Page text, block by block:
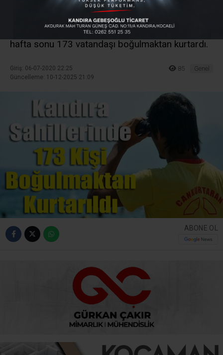
KOSKEM liderliğinde Kandıra sahillerinde görev
yapan Kocaeli Büyükşehir Belediyesi ekipleri
hafta sonu 173 vatandaşı boğulmaktan kurtardı.
Giriş: 06-07-2020 22:25
Güncelleme: 10-12-2025 21:09
85 Genel
ABONE OL